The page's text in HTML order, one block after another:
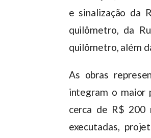
e sinalização da
quilômetro, da
quilômetro, além
As obras
integram o maior
cerca de R$ 200
executadas,